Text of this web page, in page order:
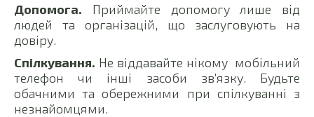
Допомога. Приймайте допомогу лише від
людей та організацій, що заслуговують на
довіру.
Спілкування. Не віддавайте нікому мобільний
телефон чи інші засоби зв’язку. Будьте
обачними та обережними при спілкуванні з
незнайомцями.